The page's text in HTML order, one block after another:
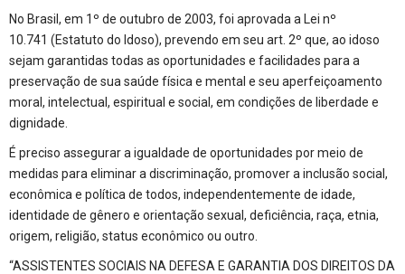
No Brasil, em 1º de outubro de 2003, foi aprovada a Lei nº
10.741 (Estatuto do Idoso), prevendo em seu art. 2º que, ao idoso
sejam garantidas todas as oportunidades e facilidades para a
preservação de sua saúde física e mental e seu aperfeiçoamento
moral, intelectual, espiritual e social, em condições de liberdade e
dignidade.
É preciso assegurar a igualdade de oportunidades por meio de
medidas para eliminar a discriminação, promover a inclusão social,
econômica e política de todos, independentemente de idade,
identidade de gênero e orientação sexual, deficiência, raça, etnia,
origem, religião, status econômico ou outro.
“ASSISTENTES SOCIAIS NA DEFESA E GARANTIA DOS DIREITOS DA